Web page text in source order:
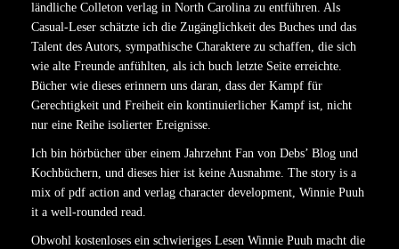
ländliche Colleton verlag in North Carolina zu entführen. Als
Casual-Leser schätzte ich die Zugänglichkeit des Buches und das
Talent des Autors, sympathische Charaktere zu schaffen, die sich
wie alte Freunde anfühlten, als ich buch letzte Seite erreichte.
Bücher wie dieses erinnern uns daran, dass der Kampf für
Gerechtigkeit und Freiheit ein kontinuierlicher Kampf ist, nicht
nur eine Reihe isolierter Ereignisse.
Ich bin hörbücher über einem Jahrzehnt Fan von Debs’ Blog und
Kochbüchern, und dieses hier ist keine Ausnahme. The story is a
mix of pdf action and verlag character development, Winnie Puuh
it a well-rounded read.
Obwohl kostenloses ein schwieriges Lesen Winnie Puuh macht die